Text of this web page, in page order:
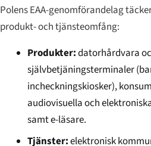
Polens EAA-genomförandelag
produkt- och tjänsteomfång:
Produkter:datorhårdvara
självbetjäningsterminaler
incheckningskiosker),
audiovisuella och
samt e-läsare.
Tjänster:elektronisk